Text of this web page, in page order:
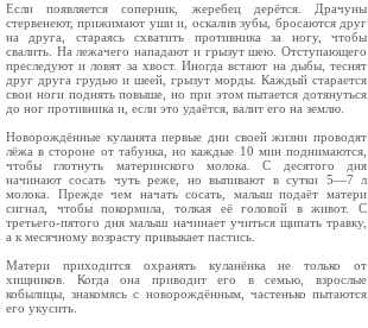
Если появляется соперник, жеребец дерёт­ся. Драчуны
стервенеют, прижимают уши и, оскалив зубы, бросаются друг
на друга, ста­раясь схватить противника за ногу, чтобы
свалить. На лежачего нападают и грызут шею. Отступающего
преследуют и ловят за хвост. Иногда встают на дыбы, теснят
друг друга грудью и шеей, грызут морды. Каж­дый старается
свои ноги поднять повыше, но при этом пытается дотянуться
до ног против­ника и, если это удаётся, валит его на землю.
Новорождённые куланята первые дни сво­ей жизни проводят
лёжа в стороне от табунка, но каждые 10 мин поднимаются,
чтобы глотнуть материнского молока. С десятого дня
начинают сосать чуть реже, но выпивают в сутки 5—7 л
молока. Прежде чем начать сосать, малыш подаёт матери
сигнал, чтобы покормила, толкая её головой в живот. С
третьего-пятого дня малыш начинает учить­ся щипать травку,
а к месячному возрасту привыкает пастись.
Матери приходится охранять куланёнка не только от
хищников. Когда она приводит его в семью, взрослые
кобылицы, знакомясь с новорождённым, частенько пытаются
его укусить.